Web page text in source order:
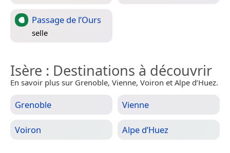
Passage de l’Ours
selle
Isère : Destinations à découvrir
En savoir plus sur Grenoble, Vienne, Voiron et Alpe d’Huez.
Grenoble Vienne
Voiron Alpe d’Huez